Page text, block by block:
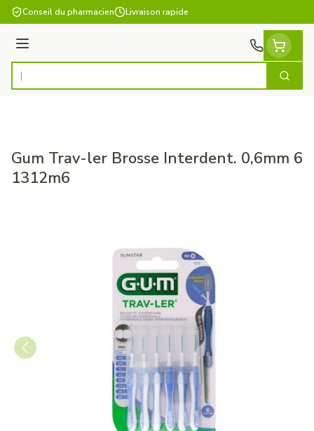
Aller au contenu
Conseil du pharmacien Livraison rapide
Menu
Rechercher
Gum Trav-ler Brosse Interdent. 0,6mm 6
1312m6